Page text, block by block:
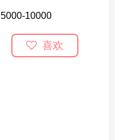
5000-10000
喜欢